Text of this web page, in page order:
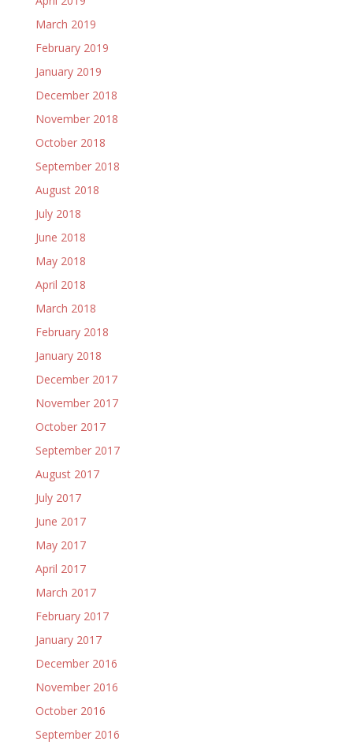
March 2019
February 2019
January 2019
December 2018
November 2018
October 2018
September 2018
August 2018
July 2018
June 2018
May 2018
April 2018
March 2018
February 2018
January 2018
December 2017
November 2017
October 2017
September 2017
August 2017
July 2017
June 2017
May 2017
April 2017
March 2017
February 2017
January 2017
December 2016
November 2016
October 2016
September 2016